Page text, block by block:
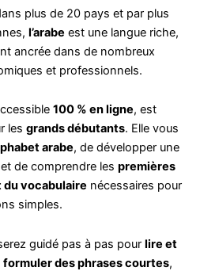
plus de 20 pays et par plus
l’arabe est une langue riche,
ancrée dans de nombreux
et professionnels.
100 % en ligne, est
lesgrands débutants. Elle vous
arabe, de développer une
de comprendre lespremières
du vocabulaire nécessaires pour
simples.
guidé pas à pas pourlire et
formuler des phrases courtes,